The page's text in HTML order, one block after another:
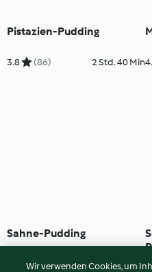
Pistazien-Pudding
3.8 (86) 2 Std. 40 Min
Sahne-Pudding
(130) 2 Std. 40 Min
Wir verwenden Cookies, um